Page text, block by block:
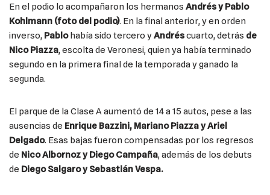
En el podio lo acompañaron los hermanos Andrés y Pablo
Kohlmann (foto del podio). En la final anterior, y en orden
inverso, Pablohabía sido tercero yAndréscuarto, detrás de
Nico Piazza, escolta de Veronesi, quien ya había terminado
segundo en la primera final de la temporada y ganado la
segunda.
El parque de la Clase A aumentó de 14 a 15 autos, pese a las
ausencias de Enrique Bazzini, Mariano Piazza y Ariel
Delgado. Esas bajas fueron compensadas por los regresos
de Nico Albornoz y Diego Campaña, además de los debuts
de Diego Salgaro y Sebastián Vespa.